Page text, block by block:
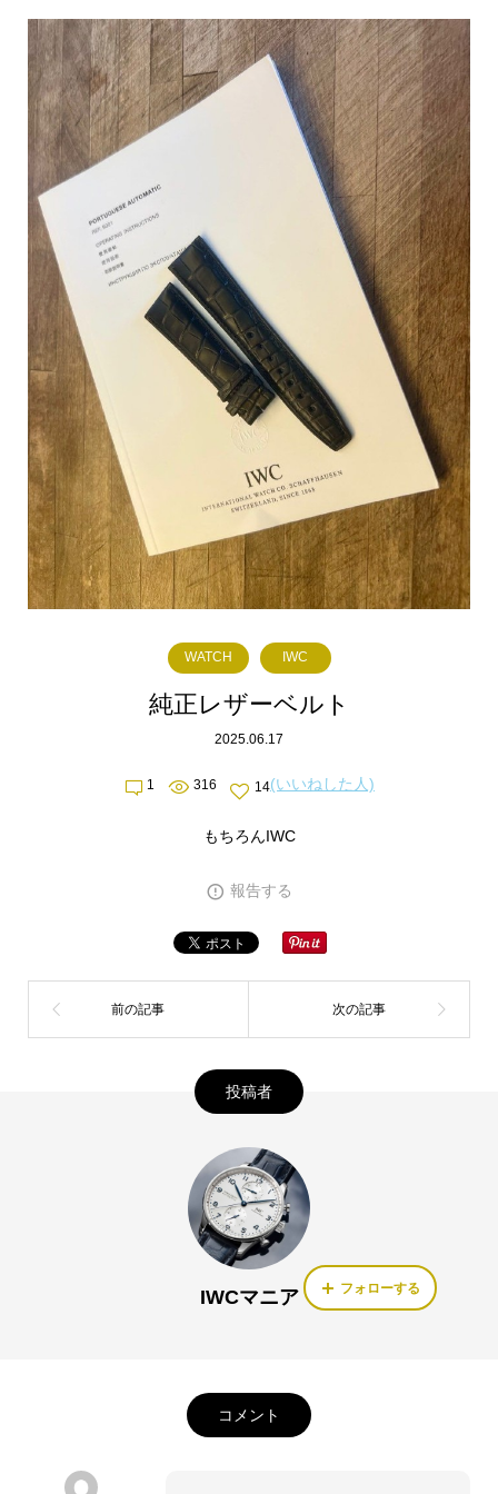
WATCH IWC
純正レザーベルト
2025.06.17
1 316 14(いいねした人)
もちろんIWC
報告する
投稿者
IWCマニア フォローする
コメント